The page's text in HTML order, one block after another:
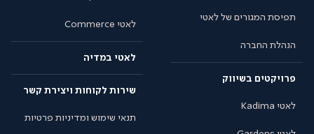
תפיסת המגורים של לאטי
הנהלת החברה
פרויקטים בשיווק
לאטי Kadima
לאטי Commerce
לאטי במדיה
שירות לקוחות ויצירת קשר
תנאי שימוש ומדיניות פרטיות